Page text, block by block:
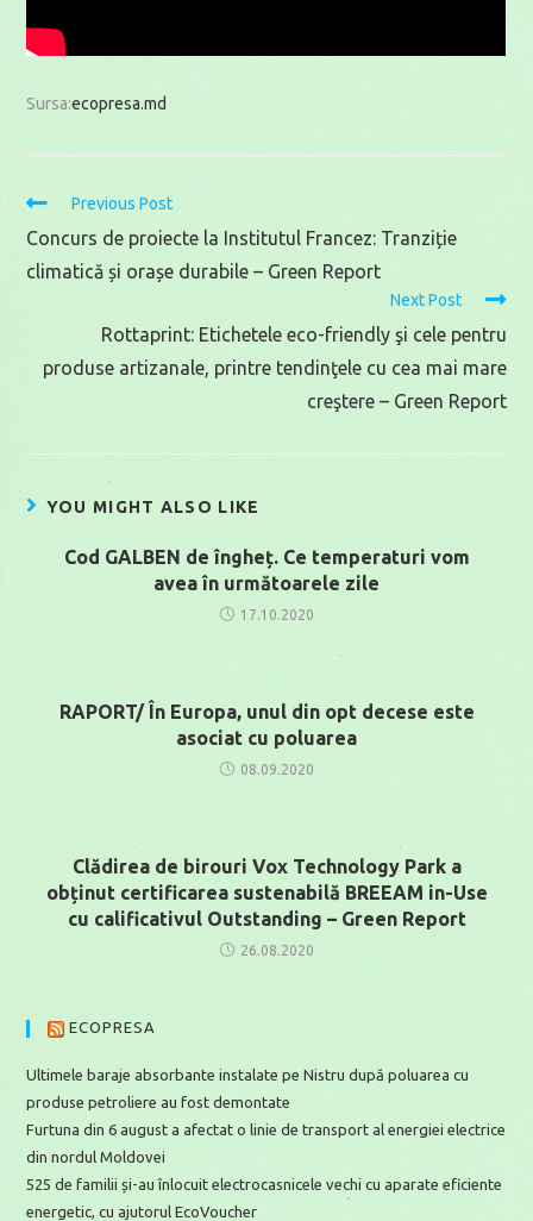
Sursa:ecopresa.md
Read
more
articles
Previous Post
Concurs de proiecte la Institutul Francez: Tranziție
climatică și orașe durabile – Green Report
Next Post
Rottaprint: Etichetele eco-friendly şi cele pentru
produse artizanale, printre tendinţele cu cea mai mare
creştere – Green Report
YOU MIGHT ALSO LIKE
Cod GALBEN de îngheț. Ce temperaturi vom
avea în următoarele zile
17.10.2020
RAPORT/ În Europa, unul din opt decese este
asociat cu poluarea
08.09.2020
Clădirea de birouri Vox Technology Park a
obținut certificarea sustenabilă BREEAM in-Use
cu calificativul Outstanding – Green Report
26.08.2020
ECOPRESA
Ultimele baraje absorbante instalate pe Nistru după poluarea cu
produse petroliere au fost demontate
Furtuna din 6 august a afectat o linie de transport al energiei electrice
din nordul Moldovei
525 de familii și-au înlocuit electrocasnicele vechi cu aparate eficiente
energetic, cu ajutorul EcoVoucher